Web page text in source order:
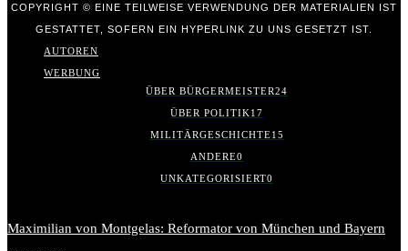
COPYRIGHT © EINE TEILWEISE VERWENDUNG DER MATERIALIEN IST
GESTATTET, SOFERN EIN HYPERLINK ZU UNS GESETZT IST.
AUTOREN
WERBUNG
ÜBER BÜRGERMEISTER24
ÜBER POLITIK17
MILITÄRGESCHICHTE15
ANDERE0
UNKATEGORISIERT0
Maximilian von Montgelas: Reformator von München und Bayern